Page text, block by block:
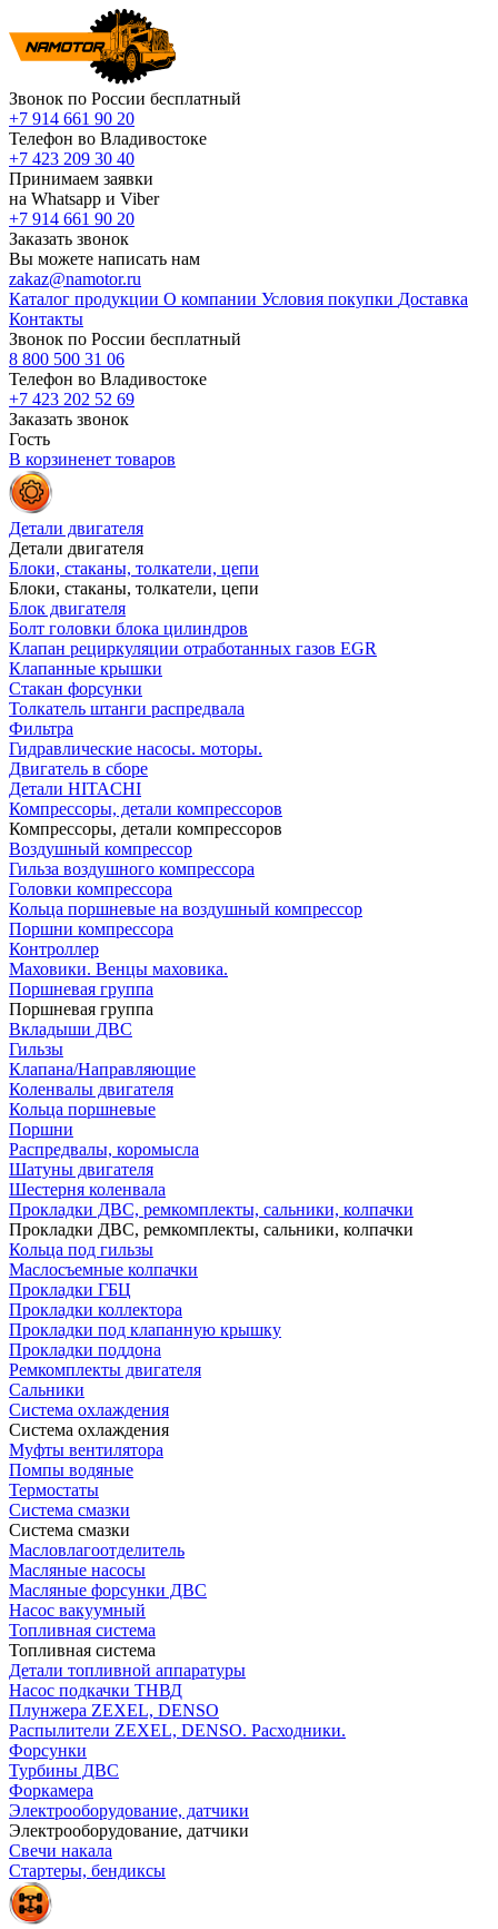
Звонок по России бесплатный
+7 914 661 90 20
Телефон во Владивостоке
+7 423 209 30 40
Принимаем заявки
на Whatsapp и Viber
+7 914 661 90 20
Заказать звонок
Вы можете написать нам
zakaz@namotor.ru
Каталог продукции О компании Условия покупки Доставка
Контакты
Звонок по России бесплатный
8 800 500 31 06
Телефон во Владивостоке
+7 423 202 52 69
Заказать звонок
Гость
В корзиненет товаров
Детали двигателя
Детали двигателя
Блоки, стаканы, толкатели, цепи
Блоки, стаканы, толкатели, цепи
Блок двигателя
Болт головки блока цилиндров
Клапан рециркуляции отработанных газов EGR
Клапанные крышки
Стакан форсунки
Толкатель штанги распредвала
Фильтра
Гидравлические насосы. моторы.
Двигатель в сборе
Детали HITACHI
Компрессоры, детали компрессоров
Компрессоры, детали компрессоров
Воздушный компрессор
Гильза воздушного компрессора
Головки компрессора
Кольца поршневые на воздушный компрессор
Поршни компрессора
Контроллер
Маховики. Венцы маховика.
Поршневая группа
Поршневая группа
Вкладыши ДВС
Гильзы
Клапана/Направляющие
Коленвалы двигателя
Кольца поршневые
Поршни
Распредвалы, коромысла
Шатуны двигателя
Шестерня коленвала
Прокладки ДВС, ремкомплекты, сальники, колпачки
Прокладки ДВС, ремкомплекты, сальники, колпачки
Кольца под гильзы
Маслосъемные колпачки
Прокладки ГБЦ
Прокладки коллектора
Прокладки под клапанную крышку
Прокладки поддона
Ремкомплекты двигателя
Сальники
Система охлаждения
Система охлаждения
Муфты вентилятора
Помпы водяные
Термостаты
Система смазки
Система смазки
Масловлагоотделитель
Масляные насосы
Масляные форсунки ДВС
Насос вакуумный
Топливная система
Топливная система
Детали топливной аппаратуры
Насос подкачки ТНВД
Плунжера ZEXEL, DENSO
Распылители ZEXEL, DENSO. Расходники.
Форсунки
Турбины ДВС
Форкамера
Электрооборудование, датчики
Электрооборудование, датчики
Свечи накала
Стартеры, бендиксы